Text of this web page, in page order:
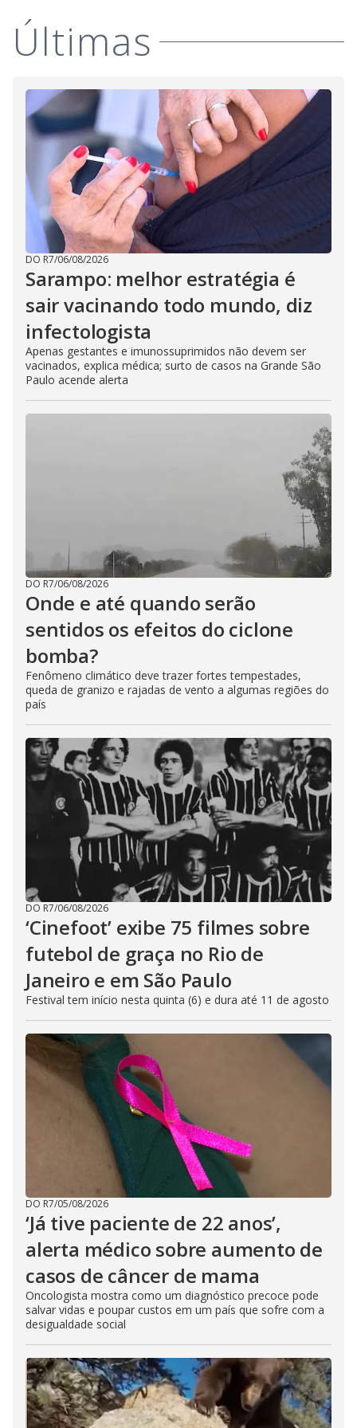
i
d
e
o
Últimas
DO R7/06/08/2026
Sarampo: melhor estratégia é
sair vacinando todo mundo, diz
infectologista
Apenas gestantes e imunossuprimidos não devem ser
vacinados, explica médica; surto de casos na Grande São
Paulo acende alerta
DO R7/06/08/2026
Onde e até quando serão
sentidos os efeitos do ciclone
bomba?
Fenômeno climático deve trazer fortes tempestades,
queda de granizo e rajadas de vento a algumas regiões do
país
DO R7/06/08/2026
‘Cinefoot’ exibe 75 filmes sobre
futebol de graça no Rio de
Janeiro e em São Paulo
Festival tem início nesta quinta (6) e dura até 11 de agosto
DO R7/05/08/2026
‘Já tive paciente de 22 anos’,
alerta médico sobre aumento de
casos de câncer de mama
Oncologista mostra como um diagnóstico precoce pode
salvar vidas e poupar custos em um país que sofre com a
desigualdade social